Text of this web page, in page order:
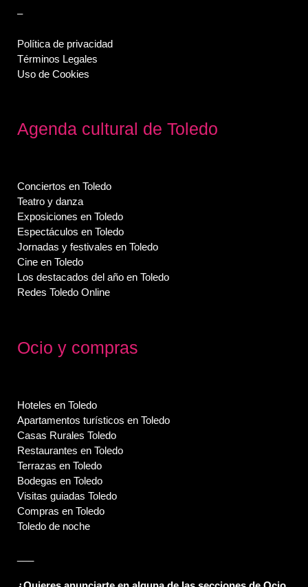
–
Política de privacidad
Términos Legales
Uso de Cookies
Agenda cultural de Toledo
Conciertos en Toledo
Teatro y danza
Exposiciones en Toledo
Espectáculos en Toledo
Jornadas y festivales en Toledo
Cine en Toledo
Los destacados del año en Toledo
Redes Toledo Online
Ocio y compras
Hoteles en Toledo
Apartamentos turísticos en Toledo
Casas Rurales Toledo
Restaurantes en Toledo
Terrazas en Toledo
Bodegas en Toledo
Visitas guiadas Toledo
Compras en Toledo
Toledo de noche